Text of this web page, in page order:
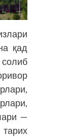
қад
—